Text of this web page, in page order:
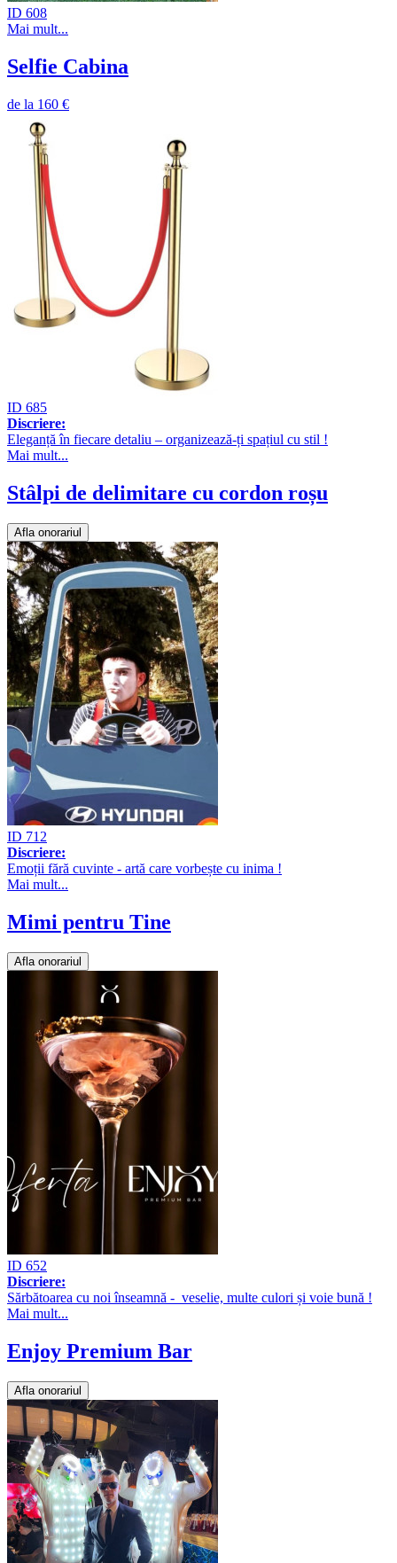
ID 608
Mai mult...
Selfie Cabina
de la 160 €
ID 685
Discriere:
Eleganță în fiecare detaliu – organizează-ți spațiul cu stil !
Mai mult...
Stâlpi de delimitare cu cordon roșu
Afla onorariul
ID 712
Discriere:
Emoții fără cuvinte - artă care vorbește cu inima !
Mai mult...
Mimi pentru Tine
Afla onorariul
ID 652
Discriere:
Sărbătoarea cu noi înseamnă - veselie, multe culori și voie bună !
Mai mult...
Enjoy Premium Bar
Afla onorariul